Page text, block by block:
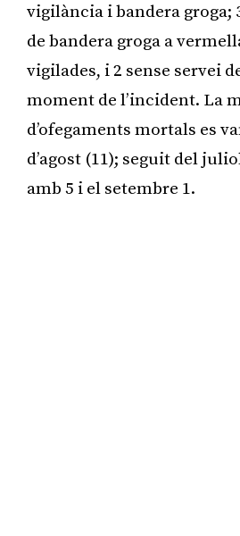
vigilància i bandera groga;
de bandera groga a
vigilades, i 2 sense servei
moment de l’incident. La
d’ofegaments mortals es
d’agost (11); seguit del
amb 5 i el setembre 1.